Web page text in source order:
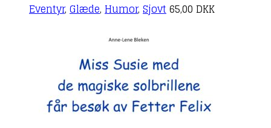
Eventyr, Glæde, Humor, Sjovt65,00 DKK